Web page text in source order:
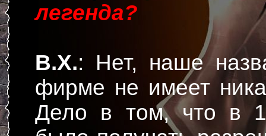
легенда?
В.Х.: Нет, наше
фирме не имеет
Дело в том, что в